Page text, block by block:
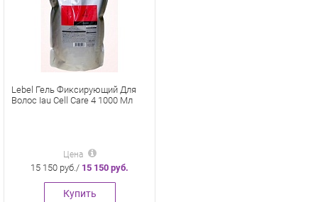
Lebel Гель Фиксирующий Для
Волос Iau Cell Care 4 1000 Мл
Цена
15 150 руб./ 15 150 руб.
Купить